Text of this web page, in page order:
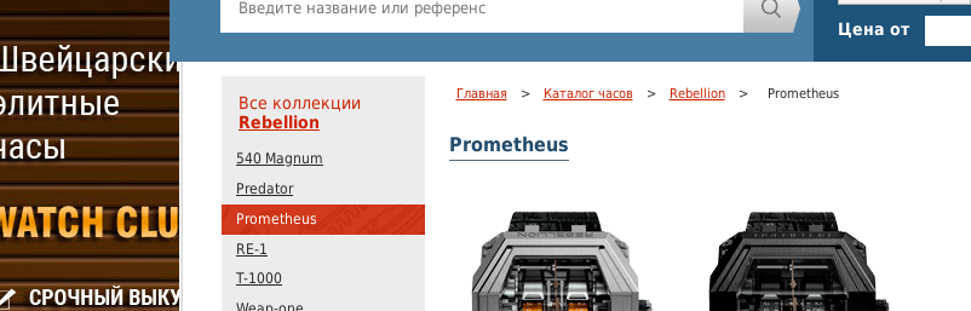
Цена от
Все коллекции
Rebellion
540 Magnum
Predator
Prometheus
RE-1
T-1000
Главная > Каталог часов > Rebellion > Prometheus
Prometheus